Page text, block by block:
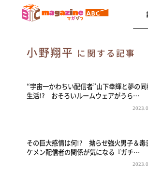
小野翔平 に関する記事
“宇宙一かわちい配信者”山下幸輝と夢の
生活!? おそろいルームウェアがうら…
その巨大感情は何!? 拗らせ強火男子＆毒
ケメン配信者の関係が気になる『ガチ…